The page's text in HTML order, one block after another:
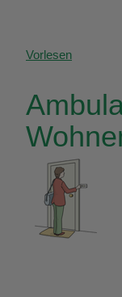
Vorlesen